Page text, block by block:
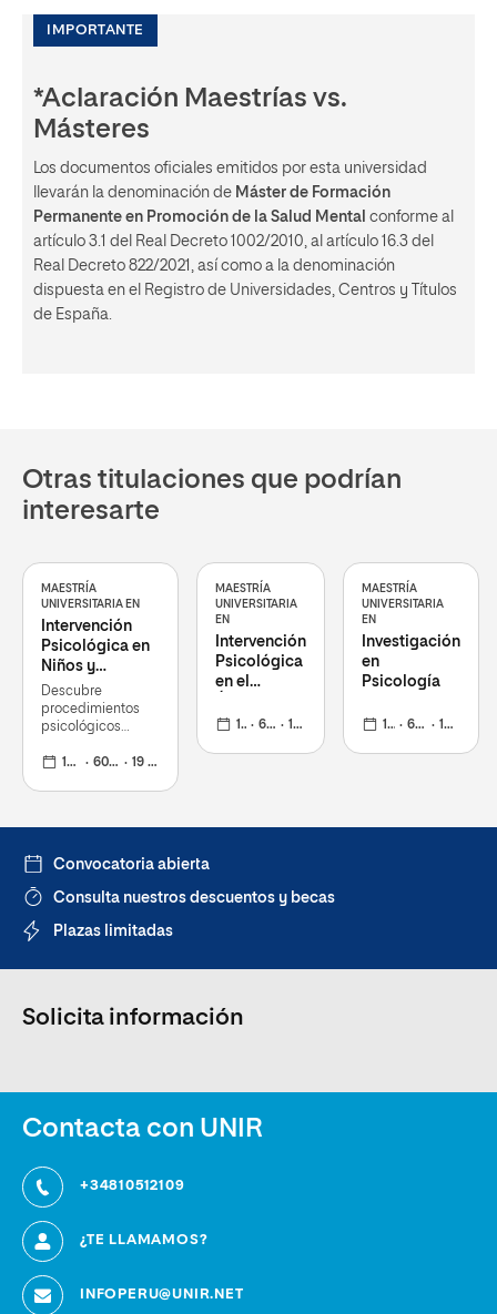
IMPORTANTE
*Aclaración Maestrías vs.
Másteres
Los documentos oficiales emitidos por esta universidad
llevarán la denominación de Máster de Formación
Permanente en Promoción de la Salud Mental conforme al
artículo 3.1 del Real Decreto 1002/2010, al artículo 16.3 del
Real Decreto 822/2021, así como a la denominación
dispuesta en el Registro de Universidades, Centros y Títulos
de España.
Otras titulaciones que podrían
interesarte
MAESTRÍA
UNIVERSITARIA EN
Intervención
Psicológica en
Niños y
Adolescentes
Descubre
procedimientos
psicológicos
apoyados en esta
12 meses 60 ECTS 19 oct 2026
MAESTRÍA
UNIVERSITARIA
EN
Intervención
Psicológica
en el
Educativo
12 meses 60 ECTS 19 oct 2026
MAESTRÍA
UNIVERSITARIA
EN
Investigación
en
Psicología
12 meses 60 ECTS 19 oct 2026
Convocatoria abierta
Consulta nuestros descuentos y becas
Plazas limitadas
Solicita información
Contacta con UNIR
+34810512109
¿TE LLAMAMOS?
INFOPERU@UNIR.NET